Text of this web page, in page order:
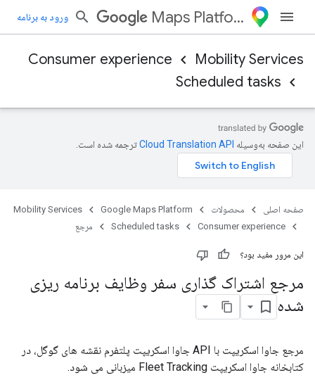
Maps Platform ورود به برنامه
Mobility Services
Consumer experience
Scheduled tasks
این صفحه به‌وسیله ترجمه شده است.
صفحه اصلی محصولات Google Maps Platform
Mobility Services
Consumer experience
Scheduled tasks مرجع
این مرور مفید بود؟
مرجع اشتراک گذاری سفر وظایف برنامه ریزی
شده
مرجع جاوا اسکریپت با API جاوا اسکریپت پلتفرم نقشه های گوگل، در
کتابخانه جاوا اسکریپت Fleet Tracking میزبانی می شود.